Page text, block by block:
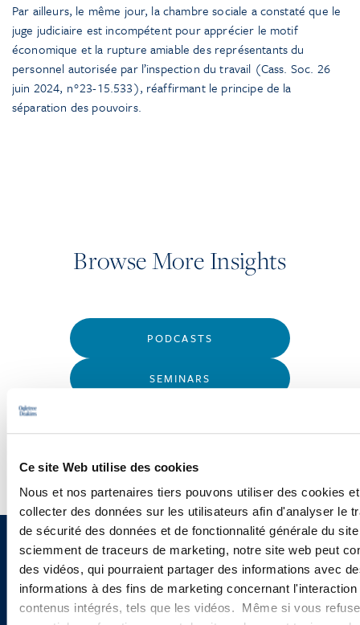
Ce site Web utilise des cookies
Nous et nos partenaires tiers pouvons utiliser des cookies
collecter des données sur les utilisateurs afin d'analyser le
de sécurité des données et de fonctionnalité générale du
sciemment de traceurs de marketing, notre site web peut
des vidéos, qui pourraient partager des informations avec
informations à des fins de marketing concernant
contenus intégrés, tels que les vidéos. Même si vous
Par ailleurs, le même jour, la chambre sociale a constaté que le
juge judiciaire est incompétent pour apprécier le motif
économique et la rupture amiable des représentants du
personnel autorisée par l’inspection du travail (Cass. Soc. 26
juin 2024, n°23-15.533), réaffirmant le principe de la
séparation des pouvoirs.
Browse More Insights
PODCASTS
SEMINARS
Sign up to receive emails about
new developments and upcoming